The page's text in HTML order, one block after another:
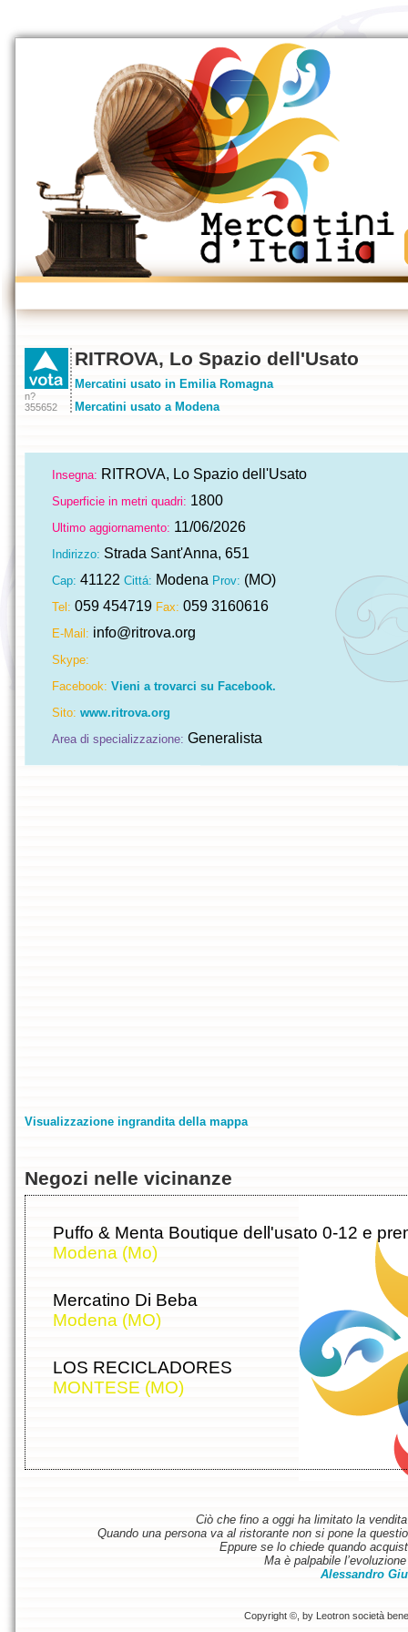
n?
355652
RITROVA, Lo Spazio dell'Usato
Mercatini usato in Emilia Romagna
Mercatini usato a Modena
Insegna: RITROVA, Lo Spazio dell'Usato
Superficie in metri quadri: 1800
Ultimo aggiornamento: 11/06/2026
Indirizzo: Strada Sant'Anna, 651
Cap: 41122 Cittá: Modena Prov: (MO)
Tel: 059 454719 Fax: 059 3160616
E-Mail: info@ritrova.org
Skype:
Facebook: Vieni a trovarci su Facebook.
Sito: www.ritrova.org
Area di specializzazione: Generalista
Visualizzazione ingrandita della mappa
Negozi nelle vicinanze
Puffo & Menta Boutique dell'usato 0-12 e
Modena (Mo)
Mercatino Di Beba
Modena (MO)
LOS RECICLADORES
MONTESE (MO)
Ciò che fino a oggi ha limitato la
Quando una persona va al ristorante non si pone la
Eppure se lo chiede quando
Ma è palpabile
Alessandro
Copyright ©, by Leotron società